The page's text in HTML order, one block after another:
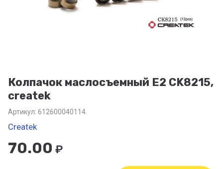
Колпачок маслосъемный Е2 CK8215,
createk
Артикул: 612600040114
Createk
70.00 ₽